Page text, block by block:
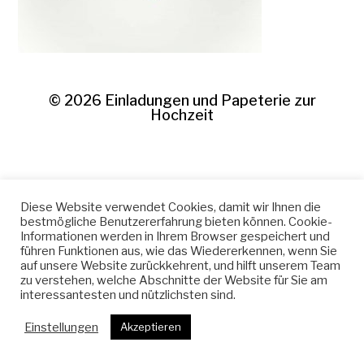
© 2026 Einladungen und Papeterie zur
Hochzeit
Diese Website verwendet Cookies, damit wir Ihnen die
bestmögliche Benutzererfahrung bieten können. Cookie-
Informationen werden in Ihrem Browser gespeichert und
führen Funktionen aus, wie das Wiedererkennen, wenn Sie
auf unsere Website zurückkehrent, und hilft unserem Team
zu verstehen, welche Abschnitte der Website für Sie am
interessantesten und nützlichsten sind.
Einstellungen Akzeptieren